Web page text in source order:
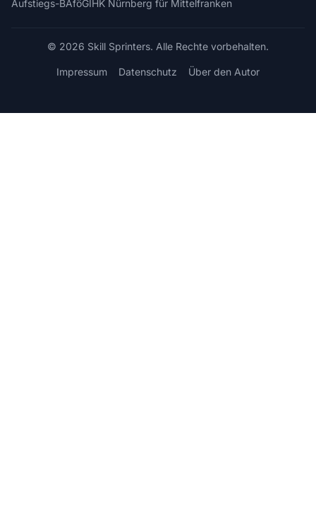
Aufstiegs-BAföGIHK Nürnberg für Mittelfranken
© 2026 Skill Sprinters. Alle Rechte vorbehalten.
Impressum Datenschutz Über den Autor